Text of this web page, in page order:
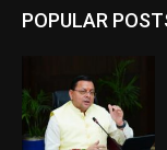
POPULAR